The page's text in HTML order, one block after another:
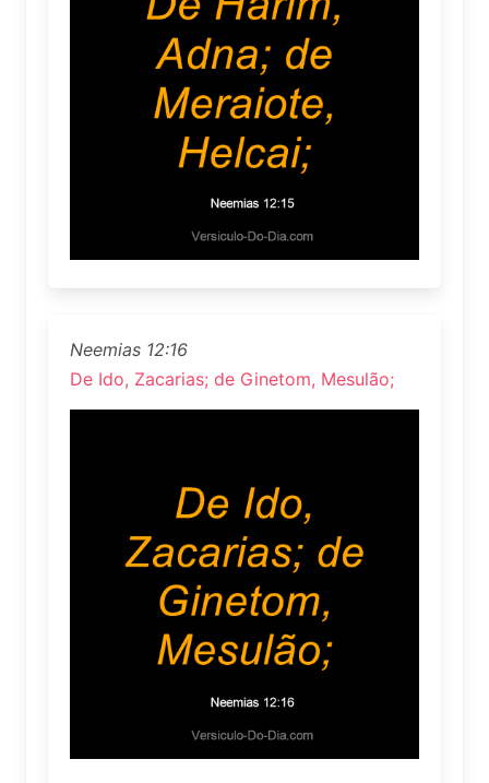
Neemias 12:16
De Ido, Zacarias; de Ginetom, Mesulão;